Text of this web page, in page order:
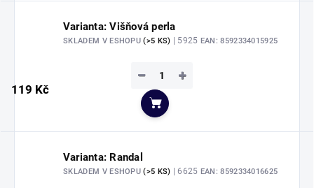
Varianta: Višňová perla
SKLADEM V ESHOPU(>5 KS) | 5925 EAN: 8592334015925
119 Kč
+
−
Do košíku
Varianta: Randal
SKLADEM V ESHOPU(>5 KS) | 6625 EAN: 8592334016625